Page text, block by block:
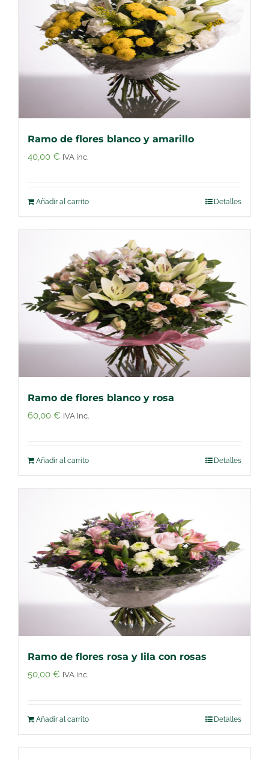
Ramo de flores blanco y amarillo
40,00 € IVA inc.
Añadir al carrito Detalles
Ramo de flores blanco y rosa
60,00 € IVA inc.
Añadir al carrito Detalles
Ramo de flores rosa y lila con rosas
50,00 € IVA inc.
Añadir al carrito Detalles